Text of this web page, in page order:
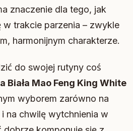
znaczenie dla tego, jak
w trakcie parzenia – zwykle
harmonijnym charakterze.
do swojej rutyny coś
Biała Mao Feng King White
wyborem zarówno na
na chwilę wytchnienia w